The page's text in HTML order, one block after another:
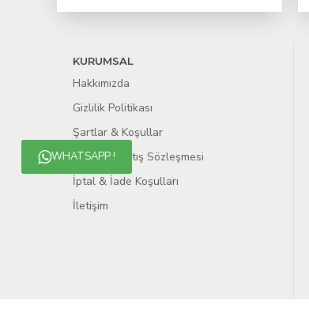
WHATSAPP !
KURUMSAL
Hakkımızda
Gizlilik Politikası
Şartlar & Koşullar
Mesafeli Satış Sözleşmesi
İptal & İade Koşulları
İletişim